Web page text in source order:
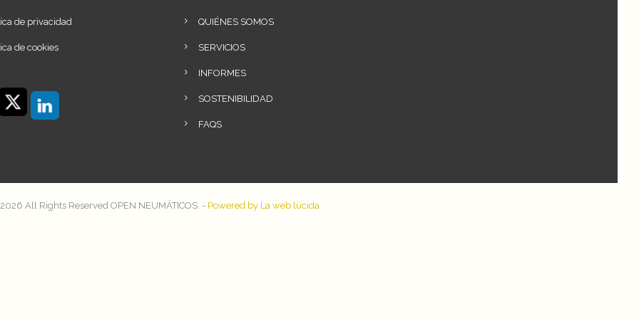
de privacidad
de cookies
QUIÉNES SOMOS
SERVICIOS
INFORMES
SOSTENIBILIDAD
FAQS
2026 All Rights Reserved OPEN NEUMÁTICOS. - Powered by La web lúcida